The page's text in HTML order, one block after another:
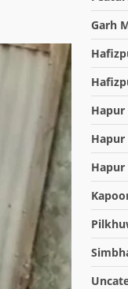
Garh
Hapur
Hapur
Hapur